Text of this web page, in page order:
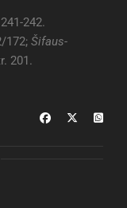
242.
172; Šifaus-
201.